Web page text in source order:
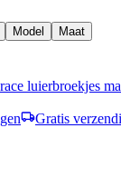
Model
Maat
luierbroekjes
Gratis